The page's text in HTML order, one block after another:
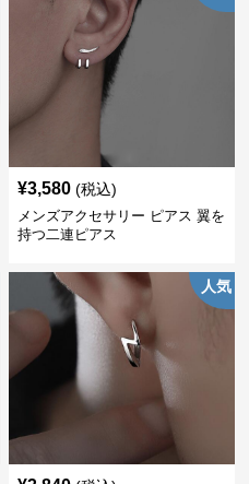
¥3,580 (税込)
メンズアクセサリー ピアス 翼を
持つ二連ピアス
人気